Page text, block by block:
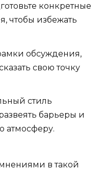
конкретные
чтобы избежать
обсуждения,
свою точку
стиль
барьеры и
атмосферу.
в такой